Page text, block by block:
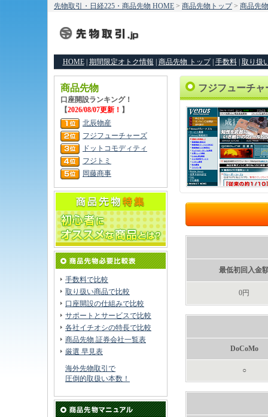
先物取引・日経225・商品先物 HOME > 商品先物トップ> 商品先
HOME| 期間限定オトク情報 商品先物 トップ| 手数料| 取り扱
商品先物
口座開設ランキング！
【2026/08/07更新！ 】
北辰物産
フジフューチャーズ
ドットコモディティ
フジトミ
岡藤商事
手数料で比較
取り扱い商品で比較
口座開設の仕組みで比較
サポートとサービスで比較
各社イチオシの特長で比較
商品先物 証券会社一覧表
厳選 早見表
海外先物取引で
圧倒的取扱い本数！
フジフューチャ
最低初回入金
0円
DoCoMo
○